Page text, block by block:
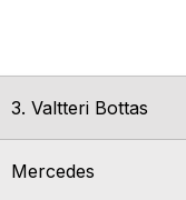
3. Valtteri Bottas
Mercedes